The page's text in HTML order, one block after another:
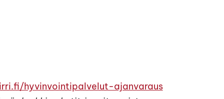
hyvinvointipalvelut-ajanvaraus